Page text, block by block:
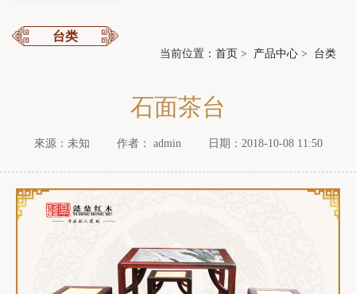
台类
当前位置： 首页 > 产品中心 > 台类
石面茶台
來源：未知 作者： admin 日期：2018-10-08 11:50